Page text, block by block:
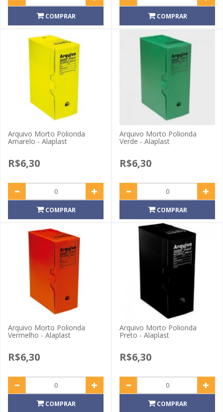
COMPRAR COMPRAR
Arquivo Morto Polionda
Amarelo - Alaplast
R$6,30
COMPRAR
Arquivo Morto Polionda
Verde - Alaplast
R$6,30
COMPRAR
Arquivo Morto Polionda
Vermelho - Alaplast
R$6,30
COMPRAR
Arquivo Morto Polionda
Preto - Alaplast
R$6,30
COMPRAR